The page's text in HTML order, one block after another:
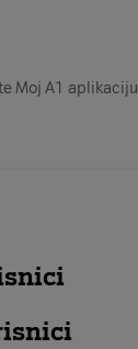
Moj A1 aplikaciju